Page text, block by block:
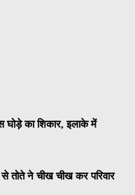
घोड़े का शिकार, इलाके में
से तोते ने चीख चीख कर परिवार